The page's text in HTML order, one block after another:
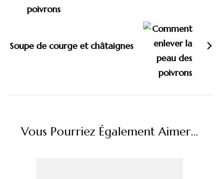
Soupe de courge et châtaignes
Vous Pourriez Également Aimer...